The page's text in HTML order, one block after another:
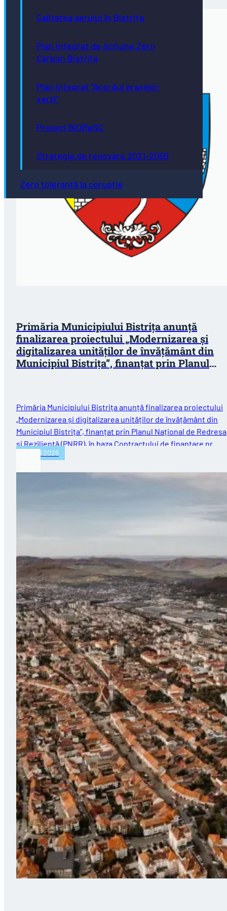
Calitatea aerului în Bistrița
Plan Integrat de Acțiune Zero
Carbon Bistrița
Plan integrat “Acordul orașelor
verzi”
Proiect BiOReSC
Strategia de renovare 2021-2050
Zero toleranță la corupție
Primăria Municipiului Bistrița anunță
finalizarea proiectului „Modernizarea și
digitalizarea unităților de învățământ din
Municipiul Bistrița”, finanțat prin Planul
Primăria Municipiului Bistrița anunță finalizarea proiectului
„Modernizarea și digitalizarea unităților de învățământ din
Municipiul Bistrița”, finanțat prin Planul Național de
și Reziliență (PNRR), în baza Contractului de finanțare nr.…
30/07/2026